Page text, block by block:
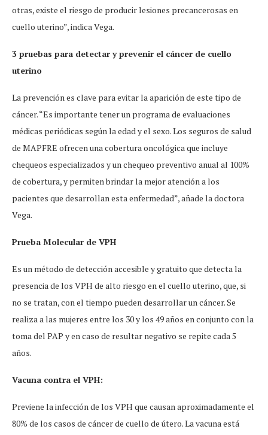
otras, existe el riesgo de producir lesiones precancerosas en
cuello uterino”, indica Vega.
3 pruebas para detectar y prevenir el cáncer de cuello
uterino
La prevención es clave para evitar la aparición de este tipo de
cáncer. “Es importante tener un programa de evaluaciones
médicas periódicas según la edad y el sexo. Los seguros de salud
de MAPFRE ofrecen una cobertura oncológica que incluye
chequeos especializados y un chequeo preventivo anual al 100%
de cobertura, y permiten brindar la mejor atención a los
pacientes que desarrollan esta enfermedad”, añade la doctora
Vega.
Prueba Molecular de VPH
Es un método de detección accesible y gratuito que detecta la
presencia de los VPH de alto riesgo en el cuello uterino, que, si
no se tratan, con el tiempo pueden desarrollar un cáncer. Se
realiza a las mujeres entre los 30 y los 49 años en conjunto con la
toma del PAP y en caso de resultar negativo se repite cada 5
años.
Vacuna contra el VPH:
Previene la infección de los VPH que causan aproximadamente el
80% de los casos de cáncer de cuello de útero. La vacuna está